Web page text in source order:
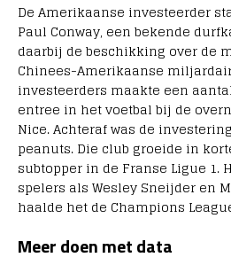
De Amerikaanse investeerder
Paul Conway, een bekende
daarbij de beschikking over de
Chinees-Amerikaanse
investeerders maakte een
entree in het voetbal bij de
Nice. Achteraf was de
peanuts. Die club groeide in
subtopper in de Franse Ligue 1.
spelers als Wesley Sneijder en
haalde het de Champions
Meer doen met data